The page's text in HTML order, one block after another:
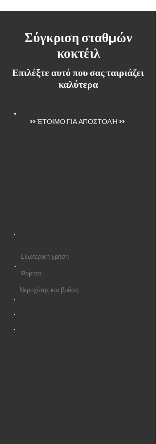
Σύγκριση σταθμών
κοκτέιλ
Επιλέξτε αυτό που σας ταιριάζει
καλύτερα
>>ΈΤΟΙΜΟ ΓΙΑ ΑΠΟΣΤΟΛΉ >>
Εξωτερική χρήση
Φορητό
Νεροχύτης και βρύση